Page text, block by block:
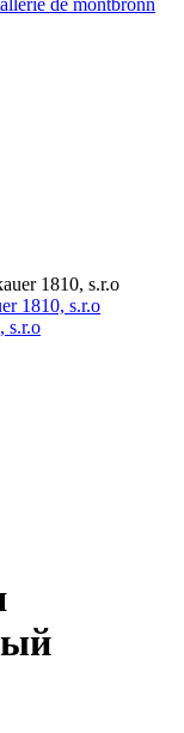
de montbronn
1810, s.r.o
s.r.o